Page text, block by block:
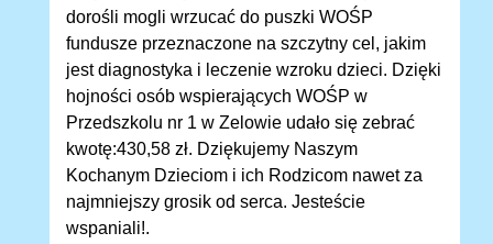
dorośli mogli wrzucać do puszki WOŚP
fundusze przeznaczone na szczytny cel, jakim
jest diagnostyka i leczenie wzroku dzieci. Dzięki
hojności osób wspierających WOŚP w
Przedszkolu nr 1 w Zelowie udało się zebrać
kwotę:430,58 zł. Dziękujemy Naszym
Kochanym Dzieciom i ich Rodzicom nawet za
najmniejszy grosik od serca. Jesteście
wspaniali!.